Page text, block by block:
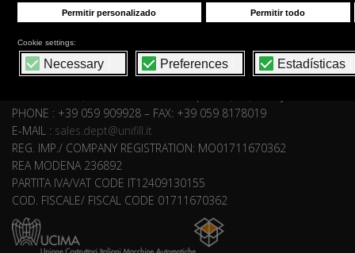
UNIFILL S.r.l.
PHONE : +39 059 909928 – FAX: +39 059 8178019
E-MAIL : sales.dept@unifill.it
REG. IMP./ COMPANY REGISTRATION: MO01711670362
REA MODENA 236892
PARTITA IVA/VAT CODE IT12409130155
COD. FISCALE/ FISCAL CODE 01711670362